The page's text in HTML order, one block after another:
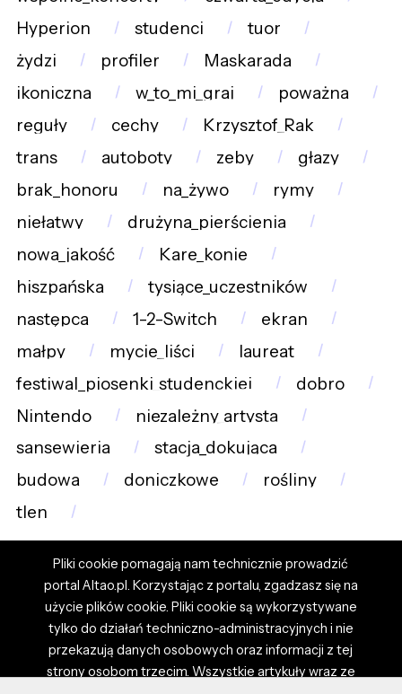
Hyperion
studenci
tuor
żydzi
profiler
Maskarada
ikoniczna
w_to_mi_graj
poważna
reguły
cechy
Krzysztof_Rak
trans
autoboty zeby
głazy
brak_honoru
na_żywo
rymy
niełatwy
drużyna_pierścienia
nowa_jakość
Kare_konie
hiszpańska
tysiące_uczestników
następca
1-2-Switch
ekran
małpy
mycie_liści
laureat
festiwal_piosenki_studenckiej
dobro
Nintendo
niezależny_artysta
sansewieria
stacja_dokująca
budowa
doniczkowe
rośliny
tlen
Pliki cookie pomagają nam technicznie prowadzić
portal Altao.pl. Korzystając z portalu, zgadzasz się na
użycie plików cookie. Pliki cookie są wykorzystywane
tylko do działań techniczno-administracyjnych i nie
przekazują danych osobowych oraz informacji z tej
strony osobom trzecim. Wszystkie artykuły wraz ze